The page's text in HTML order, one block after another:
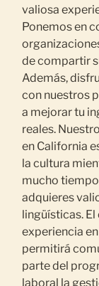
valiosa
Ponemos en
de compartir
Además,
con nuestros
a mejorar tu
reales.
en California
la cultura
mucho
adquieres
lingüísticas.
experiencia
permitirá
parte del
laboral la